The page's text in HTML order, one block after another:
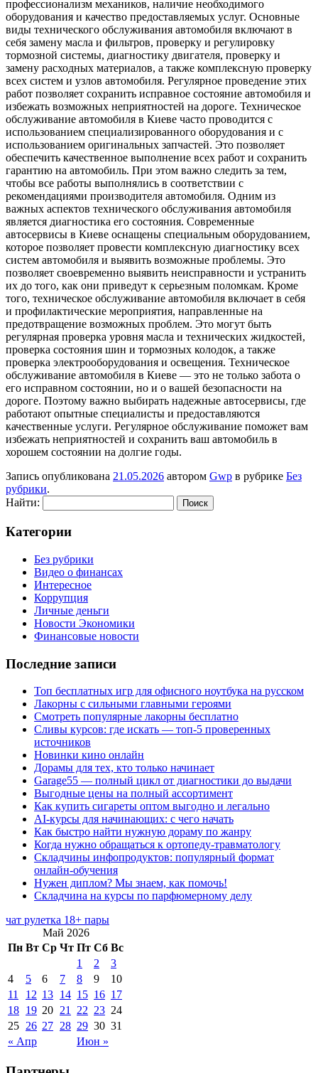
профессионализм механиков, наличие необходимого
оборудования и качество предоставляемых услуг. Основные
виды технического обслуживания автомобиля включают в
себя замену масла и фильтров, проверку и регулировку
тормозной системы, диагностику двигателя, проверку и
замену расходных материалов, а также комплексную проверку
всех систем и узлов автомобиля. Регулярное проведение этих
работ позволяет сохранить исправное состояние автомобиля и
избежать возможных неприятностей на дороге. Техническое
обслуживание автомобиля в Киеве часто проводится с
использованием специализированного оборудования и с
использованием оригинальных запчастей. Это позволяет
обеспечить качественное выполнение всех работ и сохранить
гарантию на автомобиль. При этом важно следить за тем,
чтобы все работы выполнялись в соответствии с
рекомендациями производителя автомобиля. Одним из
важных аспектов технического обслуживания автомобиля
является диагностика его состояния. Современные
автосервисы в Киеве оснащены специальным оборудованием,
которое позволяет провести комплексную диагностику всех
систем автомобиля и выявить возможные проблемы. Это
позволяет своевременно выявить неисправности и устранить
их до того, как они приведут к серьезным поломкам. Кроме
того, техническое обслуживание автомобиля включает в себя
и профилактические мероприятия, направленные на
предотвращение возможных проблем. Это могут быть
регулярная проверка уровня масла и технических жидкостей,
проверка состояния шин и тормозных колодок, а также
проверка электрооборудования и освещения. Техническое
обслуживание автомобиля в Киеве — это не только забота о
его исправном состоянии, но и о вашей безопасности на
дороге. Поэтому важно выбирать надежные автосервисы, где
работают опытные специалисты и предоставляются
качественные услуги. Регулярное обслуживание поможет вам
избежать неприятностей и сохранить ваш автомобиль в
хорошем состоянии на долгие годы.
Запись опубликована 21.05.2026 автором Gwp в рубрике Без
рубрики.
Найти:
Категории
Без рубрики
Видео о финансах
Интересное
Коррупция
Личные деньги
Новости Экономики
Финансовые новости
Последние записи
Топ бесплатных игр для офисного ноутбука на русском
Лакорны с сильными главными героями
Смотреть популярные лакорны бесплатно
Сливы курсов: где искать — топ-5 проверенных
источников
Новинки кино онлайн
Дорамы для тех, кто только начинает
Garage55 — полный цикл от диагностики до выдачи
Выгодные цены на полный ассортимент
Как купить сигареты оптом выгодно и легально
AI-курсы для начинающих: с чего начать
Как быстро найти нужную дораму по жанру
Когда нужно обращаться к ортопеду-травматологу
Складчины инфопродуктов: популярный формат
онлайн-обучения
Нужен диплом? Мы знаем, как помочь!
Складчина на курсы по парфюмерному делу
чат рулетка 18+ пары
Май 2026
Пн Вт Ср Чт Пт Сб Вс
« Апр Июн »
1 2
3
4
5 6 7 8 9
10
11
12 13 14 15 16 17
18 19 20 21 22 23 24
25 26 27 28 29 30 31